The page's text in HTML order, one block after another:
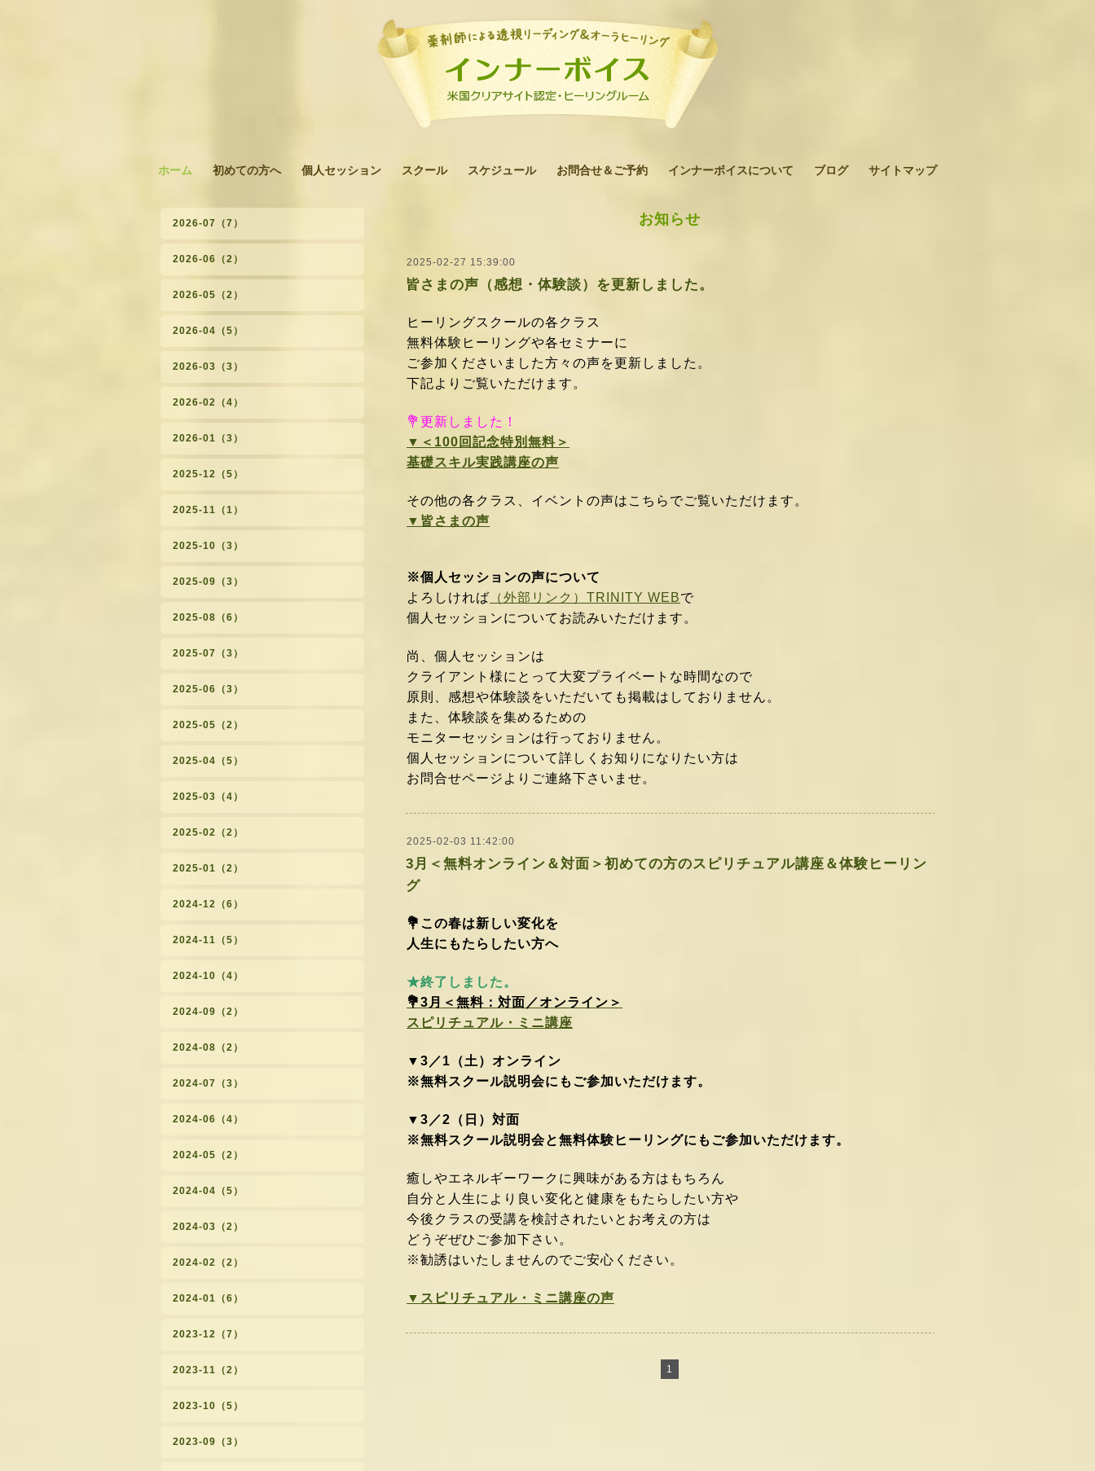
ホーム 初めての方へ 個人セッション スクール スケジュール お問合せ＆ご予約 インナーボイスについて ブログ サイトマップ
2026-07（7）
2026-06（2）
2026-05（2）
2026-04（5）
2026-03（3）
2026-02（4）
2026-01（3）
2025-12（5）
2025-11（1）
2025-10（3）
2025-09（3）
2025-08（6）
2025-07（3）
2025-06（3）
2025-05（2）
2025-04（5）
2025-03（4）
2025-02（2）
2025-01（2）
2024-12（6）
2024-11（5）
2024-10（4）
2024-09（2）
2024-08（2）
2024-07（3）
2024-06（4）
2024-05（2）
2024-04（5）
2024-03（2）
2024-02（2）
2024-01（6）
2023-12（7）
2023-11（2）
2023-10（5）
2023-09（3）
お知らせ
2025-02-27 15:39:00
皆さまの声（感想・体験談）を更新しました。
ヒーリングスクールの各クラス
無料体験ヒーリングや各セミナーに
ご参加くださいました方々の声を更新しました。
下記よりご覧いただけます。
💐更新しました！
▼＜100回記念特別無料＞
基礎スキル実践講座の声
その他の各クラス、イベントの声はこちらでご覧いただけます。
▼皆さまの声
※個人セッションの声について
よろしければ （外部リンク）TRINITY WEBで
個人セッションについてお読みいただけます。
尚、個人セッションは
クライアント様にとって大変プライベートな時間なので
原則、感想や体験談をいただいても掲載はしておりません。
また、体験談を集めるための
モニターセッションは行っておりません。
個人セッションについて詳しくお知りになりたい方は
お問合せページよりご連絡下さいませ。
2025-02-03 11:42:00
3月＜無料オンライン＆対面＞初めての方のスピリチュアル講座＆体験ヒーリン
グ
💐この春は新しい変化を
人生にもたらしたい方へ
★終了しました。
💐3月 ＜無料：対面／オンライン＞
スピリチュアル・ミニ講座
▼3／1（土）オンライン
※無料スクール説明会にもご参加いただけます。
▼3／2（日）対面
※無料スクール説明会と無料体験ヒーリングにもご参加いただけます。
癒しやエネルギーワークに興味がある方はもちろん
自分と人生により良い変化と健康をもたらしたい方や
今後クラスの受講を検討されたいとお考えの方は
どうぞぜひご参加下さい。
※勧誘はいたしませんのでご安心ください。
▼スピリチュアル・ミニ講座の声
1